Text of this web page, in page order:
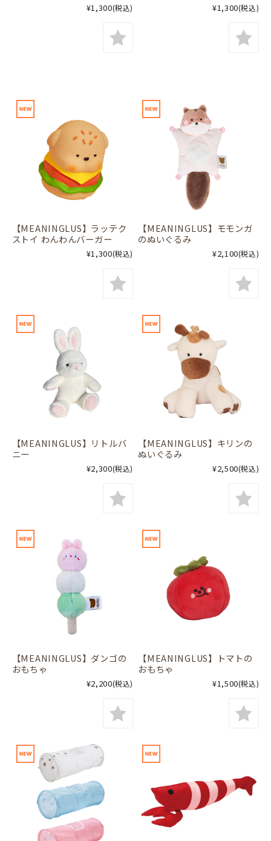
¥1,300(税込) ¥1,300(税込)
【MEANINGLUS】ラッテク
ストイ わんわんバーガー
¥1,300(税込)
【MEANINGLUS】モモンガ
のぬいぐるみ
¥2,100(税込)
【MEANINGLUS】リトルバ
ニー
¥2,300(税込)
【MEANINGLUS】キリンの
ぬいぐるみ
¥2,500(税込)
【MEANINGLUS】ダンゴの
おもちゃ
¥2,200(税込)
【MEANINGLUS】トマトの
おもちゃ
¥1,500(税込)